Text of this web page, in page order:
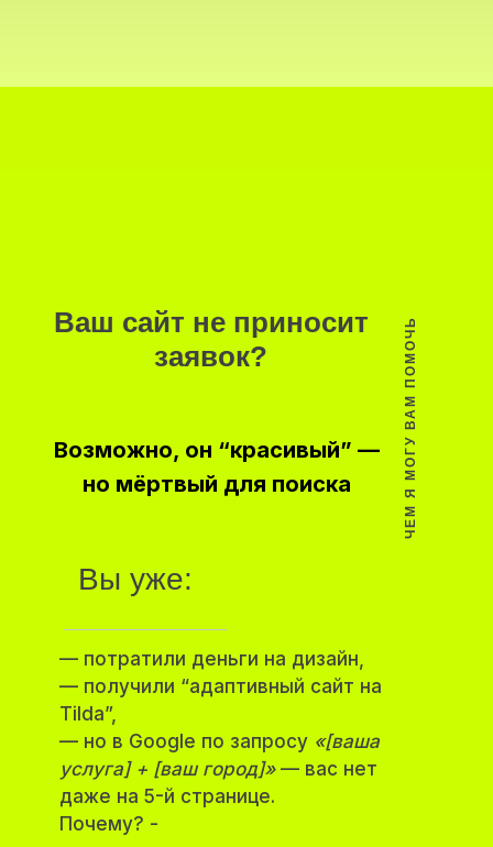
Ваш сайт не приносит
заявок?
ЧЕМ Я МОГУ ВАМ ПОМОЧЬ
Вы уже:
— потратили деньги на дизайн,
— получили “адаптивный сайт на
Tilda”,
— но в Google по запросу «[ваша
услуга] + [ваш город]»— вас нет
даже на 5-й странице.
Почему? -
Возможно, он “красивый” —
но мёртвый для поиска